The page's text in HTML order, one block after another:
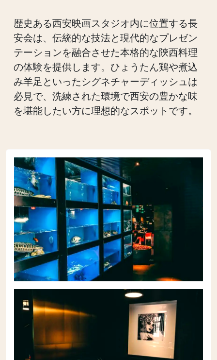
歴史ある西安映画スタジオ内に位置する長
安会は、伝統的な技法と現代的なプレゼン
テーションを融合させた本格的な陝西料理
の体験を提供します。ひょうたん鶏や煮込
み羊足といったシグネチャーディッシュは
必見で、洗練された環境で西安の豊かな味
を堪能したい方に理想的なスポットです。